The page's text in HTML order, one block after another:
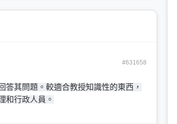
#631658
其問題。較適合教授知識性的東西，
和行政人員。